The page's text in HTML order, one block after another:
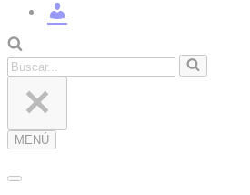
SESIÓN
REGÍSTRATE
Buscar...
MENÚ
Menú
Menú